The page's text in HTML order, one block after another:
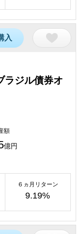
入
ラジル債券オ
額
億円
６ヵ月リターン
9.19%